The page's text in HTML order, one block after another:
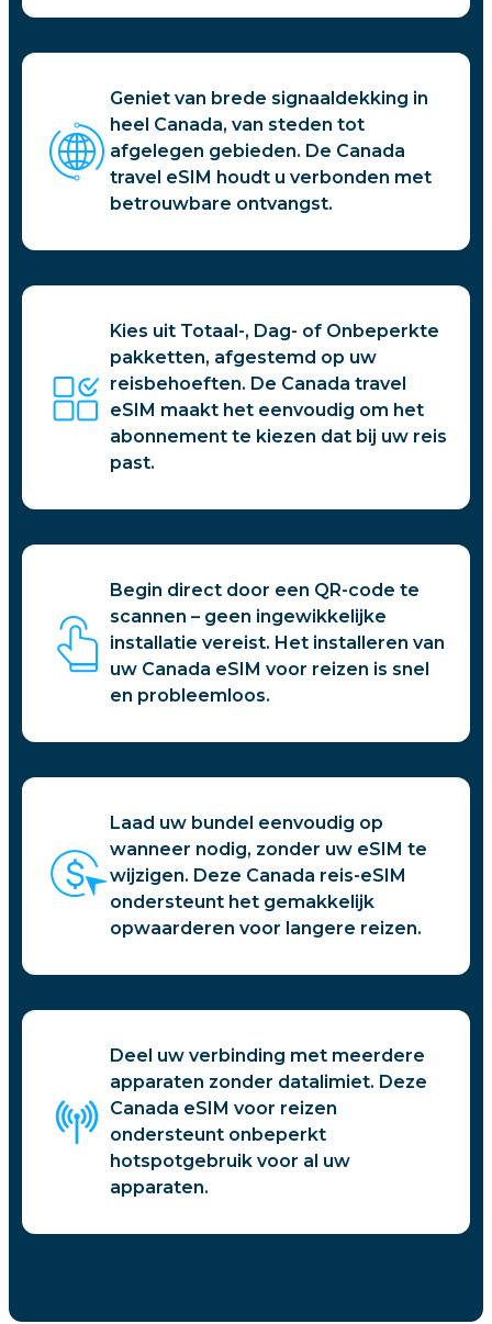
Geniet van brede signaaldekking in
heel Canada, van steden tot
afgelegen gebieden. De Canada
travel eSIM houdt u verbonden met
betrouwbare ontvangst.
Kies uit Totaal-, Dag- of Onbeperkte
pakketten, afgestemd op uw
reisbehoeften. De Canada travel
eSIM maakt het eenvoudig om het
abonnement te kiezen dat bij uw reis
past.
Begin direct door een QR-code te
scannen – geen ingewikkelijke
installatie vereist. Het installeren van
uw Canada eSIM voor reizen is snel
en probleemloos.
Laad uw bundel eenvoudig op
wanneer nodig, zonder uw eSIM te
wijzigen. Deze Canada reis-eSIM
ondersteunt het gemakkelijk
opwaarderen voor langere reizen.
Deel uw verbinding met meerdere
apparaten zonder datalimiet. Deze
Canada eSIM voor reizen
ondersteunt onbeperkt
hotspotgebruik voor al uw
apparaten.